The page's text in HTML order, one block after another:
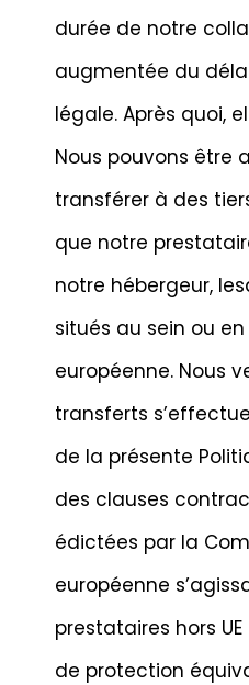
durée de notre
augmentée du
légale. Après quoi,
Nous pouvons être
transférer à des
que notre
notre hébergeur,
situés au sein ou en
européenne. Nous
transferts
de la présente
des clauses
édictées par la
européenne
prestataires hors
de protection